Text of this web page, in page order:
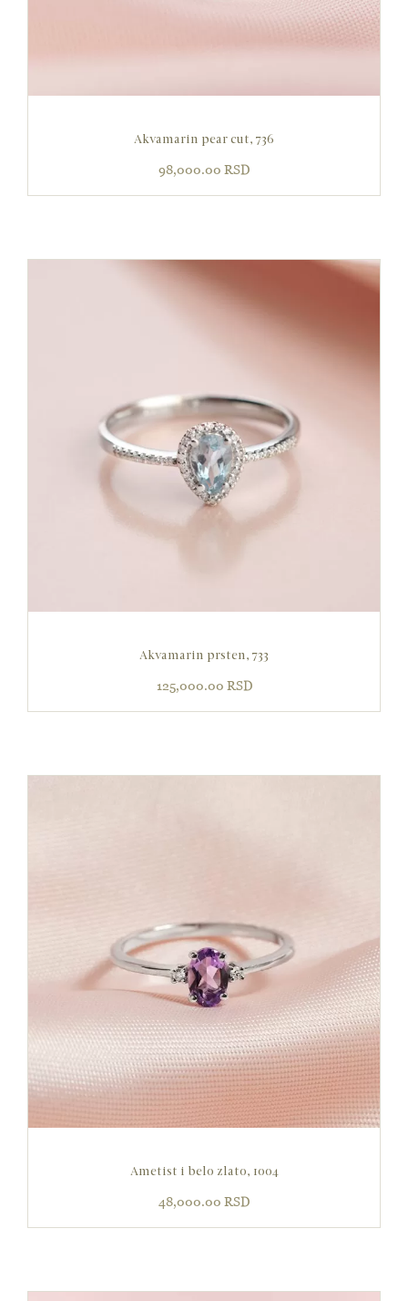
Akvamarin pear cut, 736
98,000.00 RSD
Akvamarin prsten, 733
125,000.00 RSD
Ametist i belo zlato, 1004
48,000.00 RSD